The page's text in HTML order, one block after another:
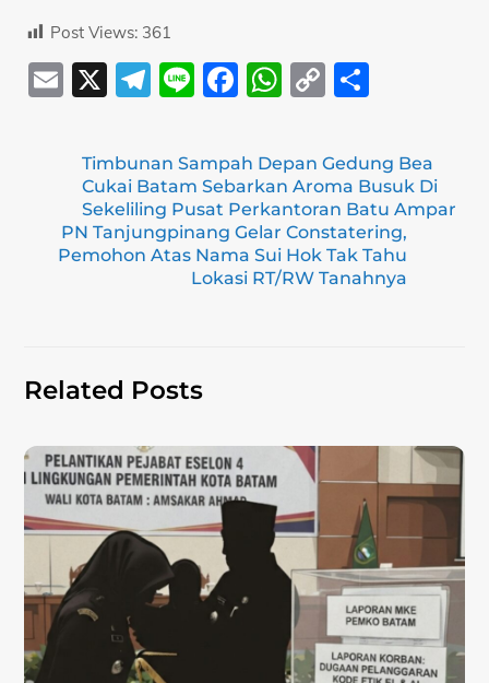
Post Views: 361
E
ai
X
T
e
gr
a
m
Li
e
F
c
e
b
o
o
W
at
s
A
p
p
C
p
y
Li
n
k
ar
e
Timbunan Sampah Depan Gedung Bea
Cukai Batam Sebarkan Aroma Busuk Di
Sekeliling Pusat Perkantoran Batu Ampar
PN Tanjungpinang Gelar Constatering,
Pemohon Atas Nama Sui Hok Tak Tahu
Lokasi RT/RW Tanahnya
Related Posts